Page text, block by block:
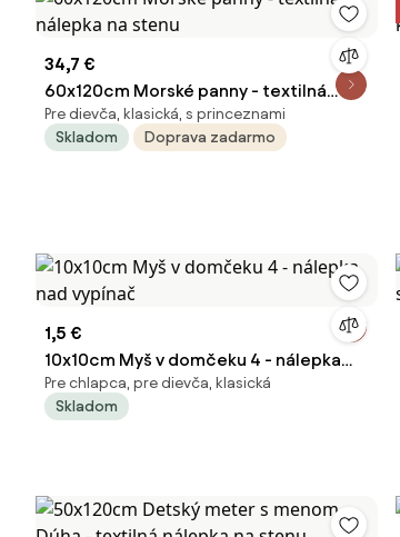
34,7 €
60x120cm Morské panny - textilná
nálepka na stenu
Pre dievča, klasická, s princeznami
Skladom
Doprava zadarmo
1,5 €
10x10cm Myš v domčeku 4 - nálepka
nad vypínač
Pre chlapca, pre dievča, klasická
Skladom